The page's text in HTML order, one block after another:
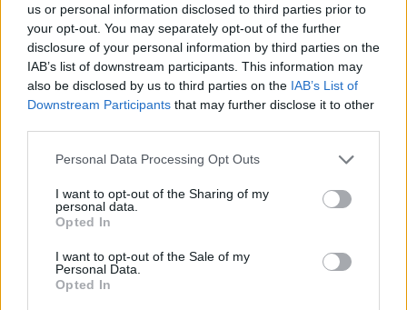
us or personal information disclosed to third parties prior to
your opt-out. You may separately opt-out of the further
disclosure of your personal information by third parties on the
IAB’s list of downstream participants. This information may
also be disclosed by us to third parties on the IAB’s List of
Downstream Participants that may further disclose it to other
Personal Data Processing Opt Outs
I want to opt-out of the Sharing of my
personal data.
Opted In
I want to opt-out of the Sale of my
Personal Data.
Opted In
Ακολουθήστε το E-Radio.gr στο Google News
και μάθετε πρώτοιτα πιο hot νέα.
Εσύ μπήκες στο E-Daily.gr; Τα νέα της ημέρας
και ότι σου κάνει κλικ!